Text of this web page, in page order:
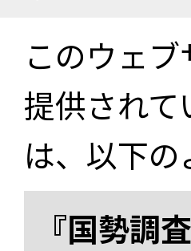
このウェ
提供され
は、以下
『国勢調